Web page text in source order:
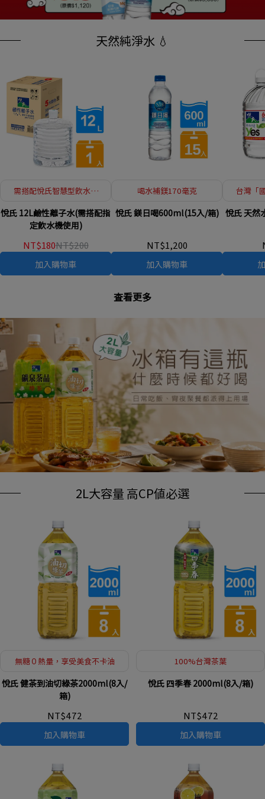
天然純淨水 💧
需搭配悅氏智慧型飲水機
悅氏 12L鹼性離子水(需搭配指
定飲水機使用)
NT$180NT$200
加入購物車
喝水補鎂170毫克
悅氏 鎂日喝600ml(15入/箱)
NT$1,200
加入購物車
台灣「
悅氏 天然
查看更多
2L大容量 高CP值必選
無糖０熱量，享受美食不卡油
悅氏 健茶到油切綠茶2000ml(8入/
箱)
NT$472
加入購物車
100%台灣茶葉
悅氏 四季春 2000ml(8入/箱)
NT$472
加入購物車